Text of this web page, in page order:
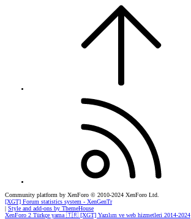
Community platform by XenForo © 2010-2024 XenForo Ltd.
[XGT] Forum statistics system - XenGenTr
| Style and add-ons by ThemeHouse
XenForo 2 Türkçe yama 🇹🇷 [XGT] Yazılım ve web hizmetleri 2014-2024